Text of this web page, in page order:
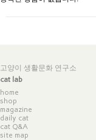
고양이 생활문화 연구소
cat lab
home
shop
magazine
daily cat
cat Q&A
site map